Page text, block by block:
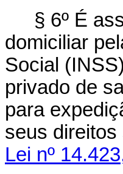
§ 6º É
domiciliar
Social
privado de
para
seus
Lei nº